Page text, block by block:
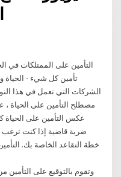
التأمين على الممتلكات في
تأمين كل شيء - الحياة
الشركات التي تعمل في هذا
عكس التأمين على الحياة
ضربة قاضية إذا كنت
خطة التقاعد الخاصة بك.
وتقوم بالتوقيع على